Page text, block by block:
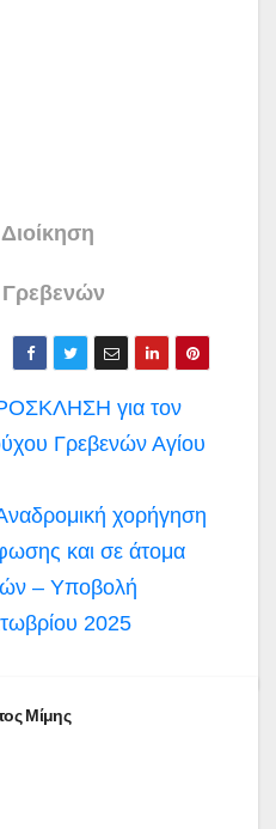
για τον
Γρεβενών Αγίου
χορήγηση
και σε άτομα
– Υποβολή
2025
Μίμης